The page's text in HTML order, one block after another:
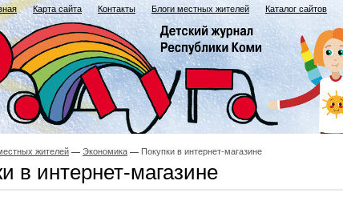
Карта сайта Контакты Блоги местных жителей Каталог сайтов
жителей Экономика Покупки в интернет-магазине
в интернет-магазине